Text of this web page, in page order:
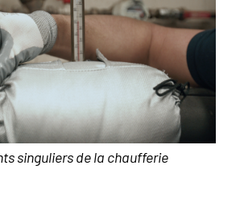
singuliers de la chaufferie